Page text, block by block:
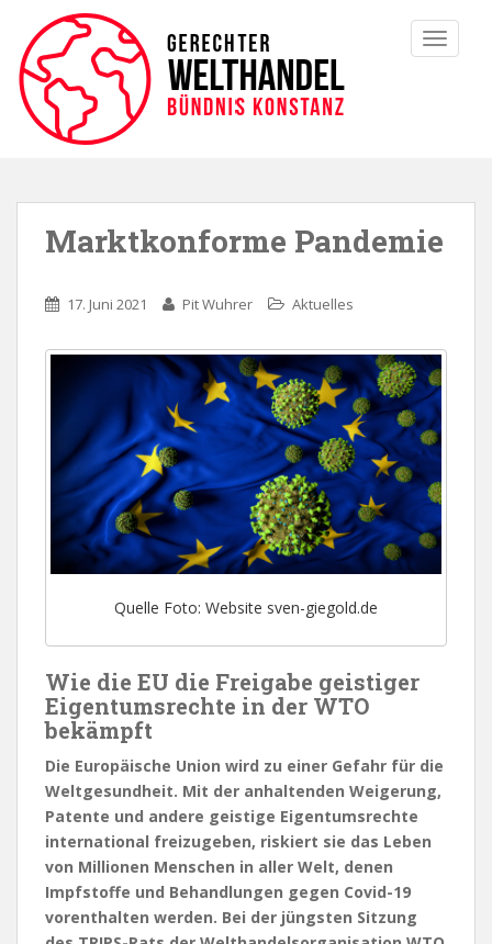
Marktkonforme Pandemie
17. Juni 2021 Pit Wuhrer Aktuelles
Quelle Foto: Website sven-giegold.de
Wie die EU die Freigabe geistiger
Eigentumsrechte in der WTO
bekämpft
Die Europäische Union wird zu einer Gefahr für die
Weltgesundheit. Mit der anhaltenden Weigerung,
Patente und andere geistige Eigentumsrechte
international freizugeben, riskiert sie das Leben
von Millionen Menschen in aller Welt, denen
Impfstoffe und Behandlungen gegen Covid-19
vorenthalten werden. Bei der jüngsten Sitzung